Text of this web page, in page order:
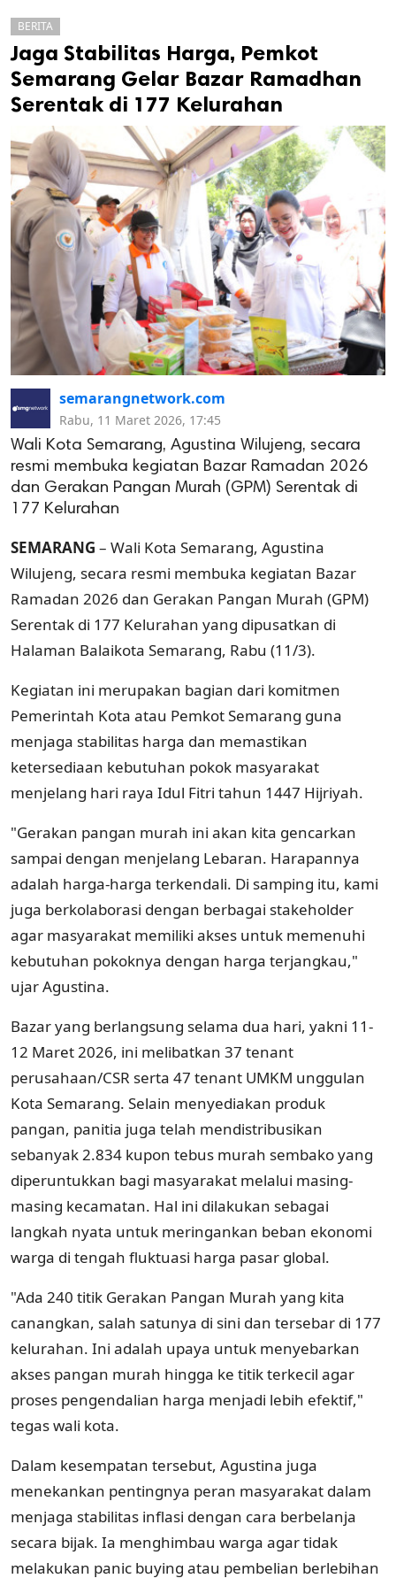
cipta.
BERITA
Jaga Stabilitas Harga, Pemkot
Semarang Gelar Bazar Ramadhan
Serentak di 177 Kelurahan
semarangnetwork.com
Rabu, 11 Maret 2026, 17:45
Wali Kota Semarang, Agustina Wilujeng, secara
resmi membuka kegiatan Bazar Ramadan 2026
dan Gerakan Pangan Murah (GPM) Serentak di
177 Kelurahan
SEMARANG – Wali Kota Semarang, Agustina
Wilujeng, secara resmi membuka kegiatan Bazar
Ramadan 2026 dan Gerakan Pangan Murah (GPM)
Serentak di 177 Kelurahan yang dipusatkan di
Halaman Balaikota Semarang, Rabu (11/3).
Kegiatan ini merupakan bagian dari komitmen
Pemerintah Kota atau Pemkot Semarang guna
menjaga stabilitas harga dan memastikan
ketersediaan kebutuhan pokok masyarakat
menjelang hari raya Idul Fitri tahun 1447 Hijriyah.
"Gerakan pangan murah ini akan kita gencarkan
sampai dengan menjelang Lebaran. Harapannya
adalah harga-harga terkendali. Di samping itu, kami
juga berkolaborasi dengan berbagai stakeholder
agar masyarakat memiliki akses untuk memenuhi
kebutuhan pokoknya dengan harga terjangkau,"
ujar Agustina.
Bazar yang berlangsung selama dua hari, yakni 11-
12 Maret 2026, ini melibatkan 37 tenant
perusahaan/CSR serta 47 tenant UMKM unggulan
Kota Semarang. Selain menyediakan produk
pangan, panitia juga telah mendistribusikan
sebanyak 2.834 kupon tebus murah sembako yang
diperuntukkan bagi masyarakat melalui masing-
masing kecamatan. Hal ini dilakukan sebagai
langkah nyata untuk meringankan beban ekonomi
warga di tengah fluktuasi harga pasar global.
"Ada 240 titik Gerakan Pangan Murah yang kita
canangkan, salah satunya di sini dan tersebar di 177
kelurahan. Ini adalah upaya untuk menyebarkan
akses pangan murah hingga ke titik terkecil agar
proses pengendalian harga menjadi lebih efektif,"
tegas wali kota.
Dalam kesempatan tersebut, Agustina juga
menekankan pentingnya peran masyarakat dalam
menjaga stabilitas inflasi dengan cara berbelanja
secara bijak. Ia menghimbau warga agar tidak
melakukan panic buying atau pembelian berlebihan